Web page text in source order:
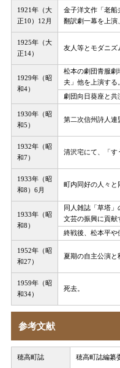
1921年（大
正10）12月
金子洋文作「老船
翻訳劇一幕を上演
1925年（大
正14）
友人等とモダニズ
1929年（昭
和4）
松本の劇団青服劇
夫」他を上演する
劇団向日葵座と共
1930年（昭
和5）
第二次信州詩人連
1932年（昭
和7）
清沢宅にて、「す
1933年（昭
和8）6月
町内同好の人々と
1933年（昭
和8）
同人雑誌「草塔
文芸の振興に貢献
終戦後、松本平や
1952年（昭
和27）
夏期の自主公演と
1959年（昭
和34）
死去。
参考文献
穂高町誌 穂高町誌編纂